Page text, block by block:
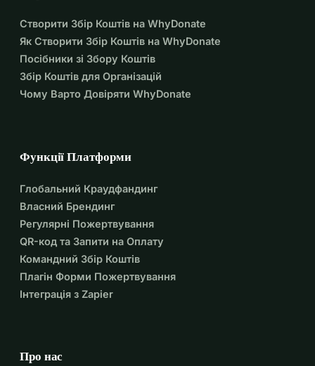
Створити Збір Коштів на WhyDonate
Як Створити Збір Коштів на WhyDonate
Посібники зі Збору Коштів
Збір Коштів для Організацій
Чому Варто Довіряти WhyDonate
Функції Платформи
Глобальний Краудфандинг
Власний Брендинг
Регулярні Пожертвування
QR-код та Запити на Оплату
Командний Збір Коштів
Плагін Форми Пожертвування
Інтеграція з Zapier
Про нас